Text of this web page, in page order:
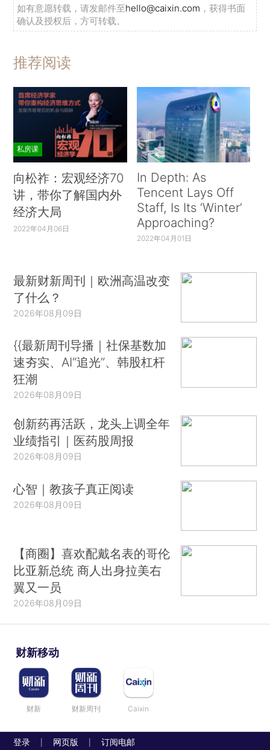
如有意愿转载，请发邮件至hello@caixin.com ，获得书面
确认及授权后，方可转载。
推荐阅读
私房课
向松祚：宏观经济70
讲，带你了解国内外
经济大局
2022年04月06日
In Depth: As
Tencent Lays Off
Staff, Is Its ‘Winter’
Approaching?
2022年04月01日
最新财新周刊｜欧洲高温改变
了什么？
2026年08月09日
{{最新周刊导播｜社保基数加
速夯实、AI“追光”、韩股杠杆
狂潮
2026年08月09日
创新药再活跃，龙头上调全年
业绩指引｜医药股周报
2026年08月09日
心智｜教孩子真正阅读
2026年08月09日
【商圈】喜欢配戴名表的哥伦
比亚新总统 商人出身拉美右
翼又一员
2026年08月09日
财新移动
财新 财新周刊 Caixin
登录 网页版 订阅电邮